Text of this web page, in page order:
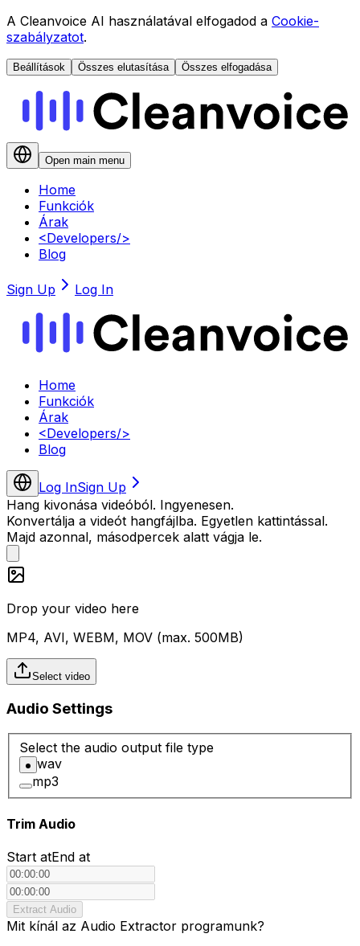
A Cleanvoice AI használatával elfogadod a Cookie-
szabályzatot.
Beállítások Összes elutasítása Összes elfogadása
Open main menu
Home
Funkciók
Árak
<Developers/>
Blog
Sign Up Log In
Home
Funkciók
Árak
<Developers/>
Blog
Log InSign Up
Hang kivonása videóból. Ingyenesen.
Konvertálja a videót hangfájlba. Egyetlen kattintással.
Majd azonnal, másodpercek alatt vágja le.
Drop your video here
MP4, AVI, WEBM, MOV (max. 500MB)
Select video
Audio Settings
Select the audio output file type
wav
mp3
Trim Audio
Start atEnd at
Extract Audio
Mit kínál az Audio Extractor programunk?